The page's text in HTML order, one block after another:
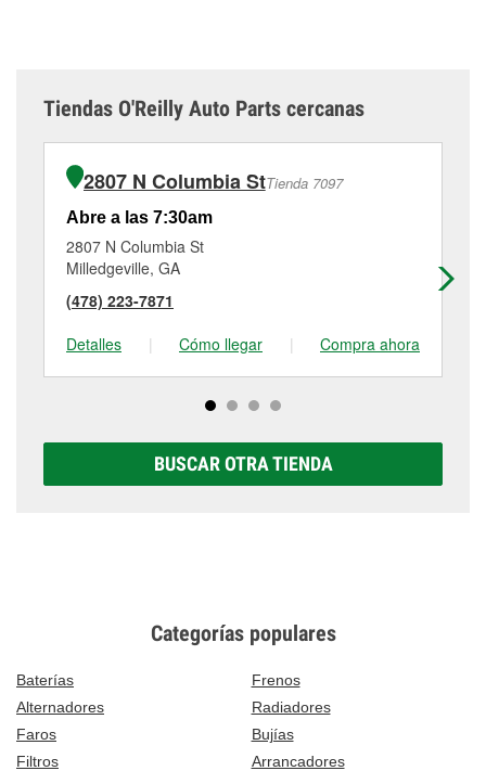
Tiendas O'Reilly Auto Parts cercanas
2807 N Columbia StTienda 7097
Abre a las 7:30am
2807 N Columbia St
Milledgeville, GA
(478) 223-7871
Detalles
| Cómo llegar | Compra ahora
BUSCAR OTRA TIENDA
Categorías populares
Baterías
Frenos
Alternadores
Radiadores
Faros
Bujías
Filtros
Arrancadores